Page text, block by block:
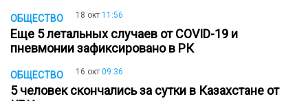
ОБЩЕСТВО 18 окт 11:56
Еще 5 летальных случаев от COVID-19 и
пневмонии зафиксировано в РК
ОБЩЕСТВО 16 окт 09:36
5 человек скончались за сутки в Казахстане от